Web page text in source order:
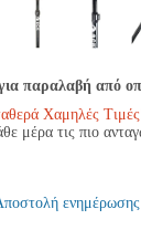
παραλαβή από
Χαμηλές
μέρα τις πιο
ενημέρωσης